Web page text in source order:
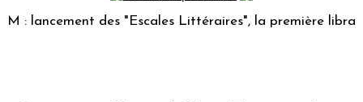
des "Escales Littéraires", la première librairie